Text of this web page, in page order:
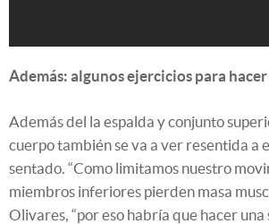
Además: algunos ejercicios para hacer
Además del la espalda y conjunto
cuerpo también se va a ver resentida a
sentado. “Como limitamos nuestro
miembros inferiores pierden masa
Olivares, “por eso habría que hacer